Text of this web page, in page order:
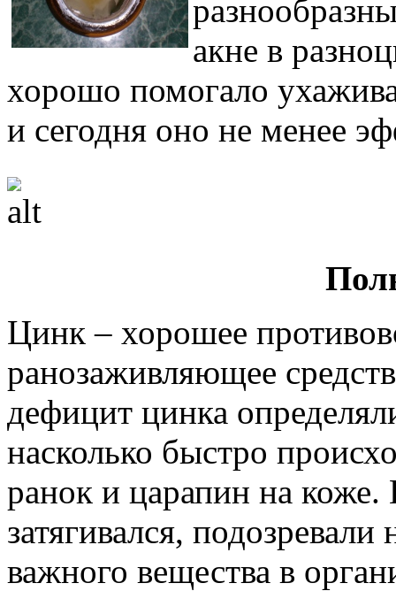
акне в
хорошо помогало
и сегодня оно не менее
Цинк – хорошее
ранозаживляющее
дефицит цинка
насколько быстро
ранок и царапин на коже.
затягивался, подозревали
важного вещества в